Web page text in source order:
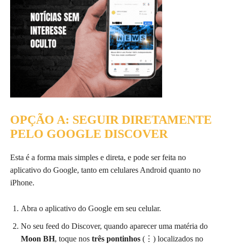
OPÇÃO A: SEGUIR DIRETAMENTE
PELO GOOGLE DISCOVER
Esta é a forma mais simples e direta, e pode ser feita no
aplicativo do Google, tanto em celulares Android quanto no
iPhone.
Abra o aplicativo do Google em seu celular.
No seu feed do Discover, quando aparecer uma matéria do
Moon BH, toque nos três pontinhos (⋮) localizados no